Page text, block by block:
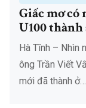
Giấc mơ
U100
Hà Tĩnh – Nhìn
ông Trần Viết
mới đã thành ở…